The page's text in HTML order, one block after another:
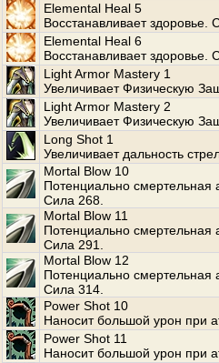
Elemental Heal 5
Восстанавливает здоровье.
Elemental Heal 6
Восстанавливает здоровье.
Light Armor Mastery 1
Увеличивает Физическую
Light Armor Mastery 2
Увеличивает Физическую
Long Shot 1
Увеличивает дальность
Mortal Blow 10
Потенциально смертельная
Сила 268.
Mortal Blow 11
Потенциально смертельная
Сила 291.
Mortal Blow 12
Потенциально смертельная
Сила 314.
Power Shot 10
Наносит большой урон при
Power Shot 11
Наносит большой урон при